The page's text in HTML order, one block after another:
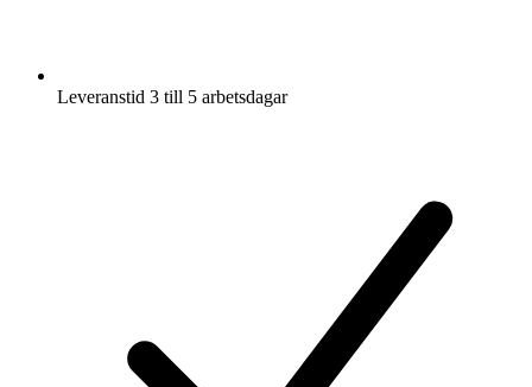
Leveranstid 3 till 5 arbetsdagar